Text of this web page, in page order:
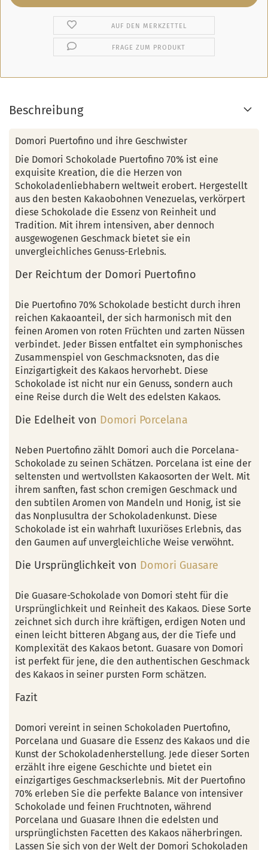
AUF DEN MERKZETTEL
FRAGE ZUM PRODUKT
Beschreibung
Domori Puertofino und ihre Geschwister
Die Domori Schokolade Puertofino 70% ist eine
exquisite Kreation, die die Herzen von
Schokoladenliebhabern weltweit erobert. Hergestellt
aus den besten Kakaobohnen Venezuelas, verkörpert
diese Schokolade die Essenz von Reinheit und
Tradition. Mit ihrem intensiven, aber dennoch
ausgewogenen Geschmack bietet sie ein
unvergleichliches Genuss-Erlebnis.
Der Reichtum der Domori Puertofino
Die Puertofino 70% Schokolade besticht durch ihren
reichen Kakaoanteil, der sich harmonisch mit den
feinen Aromen von roten Früchten und zarten Nüssen
verbindet. Jeder Bissen entfaltet ein symphonisches
Zusammenspiel von Geschmacksnoten, das die
Einzigartigkeit des Kakaos hervorhebt. Diese
Schokolade ist nicht nur ein Genuss, sondern auch
eine Reise durch die Welt des edelsten Kakaos.
Die Edelheit von Domori Porcelana
Neben Puertofino zählt Domori auch die Porcelana-
Schokolade zu seinen Schätzen. Porcelana ist eine der
seltensten und wertvollsten Kakaosorten der Welt. Mit
ihrem sanften, fast schon cremigen Geschmack und
den subtilen Aromen von Mandeln und Honig, ist sie
das Nonplusultra der Schokoladenkunst. Diese
Schokolade ist ein wahrhaft luxuriöses Erlebnis, das
den Gaumen auf unvergleichliche Weise verwöhnt.
Die Ursprünglichkeit von Domori Guasare
Die Guasare-Schokolade von Domori steht für die
Ursprünglichkeit und Reinheit des Kakaos. Diese Sorte
zeichnet sich durch ihre kräftigen, erdigen Noten und
einen leicht bitteren Abgang aus, der die Tiefe und
Komplexität des Kakaos betont. Guasare von Domori
ist perfekt für jene, die den authentischen Geschmack
des Kakaos in seiner pursten Form schätzen.
Fazit
Domori vereint in seinen Schokoladen Puertofino,
Porcelana und Guasare die Essenz des Kakaos und die
Kunst der Schokoladenherstellung. Jede dieser Sorten
erzählt ihre eigene Geschichte und bietet ein
einzigartiges Geschmackserlebnis. Mit der Puertofino
70% erleben Sie die perfekte Balance von intensiver
Schokolade und feinen Fruchtnoten, während
Porcelana und Guasare Ihnen die edelsten und
ursprünglichsten Facetten des Kakaos näherbringen.
Lassen Sie sich von der Welt der Domori Schokoladen